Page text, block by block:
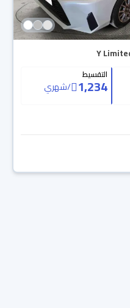
التقسيط
1,234
/شهري